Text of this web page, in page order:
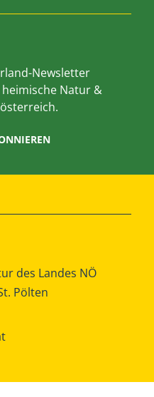
Newsletter
Natur &
des Landes NÖ
Pölten